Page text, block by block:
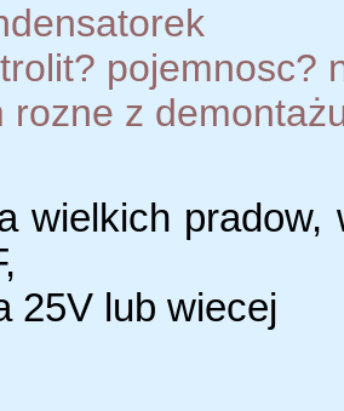
pojemnosc?
rozne z
wielkich
25V lub wiecej